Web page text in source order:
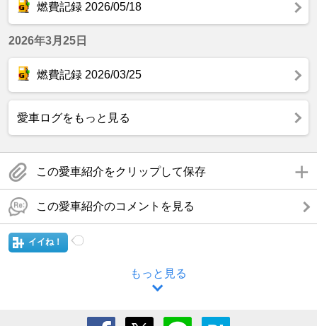
燃費記録 2026/05/18
2026年3月25日
燃費記録 2026/03/25
愛車ログをもっと見る
この愛車紹介をクリップして保存
この愛車紹介のコメントを見る
イイね！
もっと見る